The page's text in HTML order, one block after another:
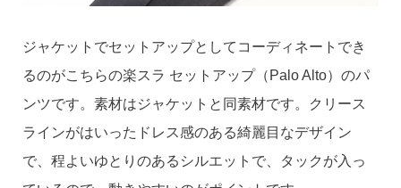
ジャケットでセットアップとしてコーディネートでき
るのがこちらの楽スラ セットアップ（Palo Alto）のパ
ンツです。素材はジャケットと同素材です。クリース
ラインがはいったドレス感のある綺麗目なデザイン
で、程よいゆとりのあるシルエットで、タックが入っ